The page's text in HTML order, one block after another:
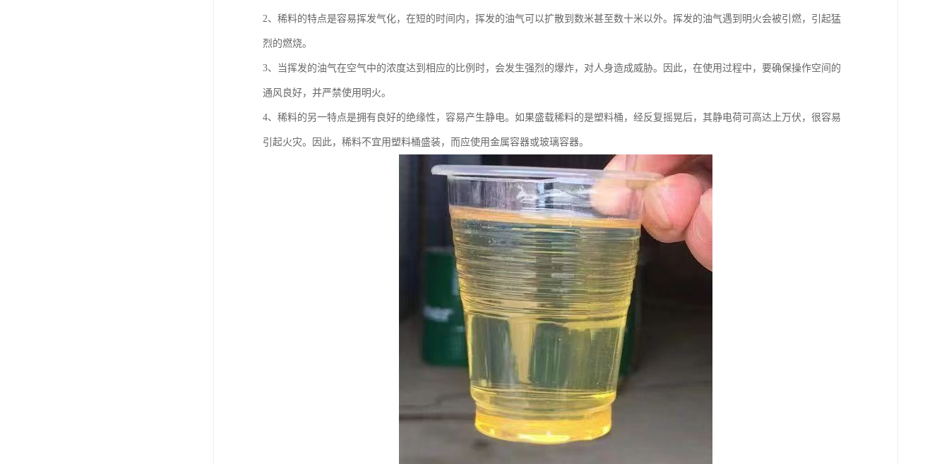
2、稀料的特点是容易挥发气化，在短的时间内，挥发的油气可以扩散到数米甚至数十米以外。挥发的油气遇到明火会被引燃，引起猛
烈的燃烧。
3、当挥发的油气在空气中的浓度达到相应的比例时，会发生强烈的爆炸，对人身造成威胁。因此，在使用过程中，要确保操作空间的
通风良好，并严禁使用明火。
4、稀料的另一特点是拥有良好的绝缘性，容易产生静电。如果盛载稀料的是塑料桶，经反复摇晃后，其静电荷可高达上万伏，很容易
引起火灾。因此，稀料不宜用塑料桶盛装，而应使用金属容器或玻璃容器。